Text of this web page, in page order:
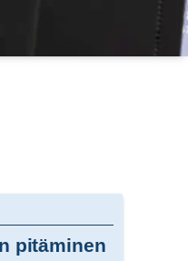
pitäminen